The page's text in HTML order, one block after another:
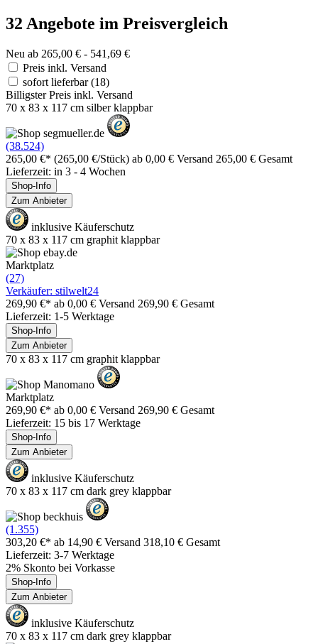
32 Angebote im Preisvergleich
Neu ab 265,00 € - 541,69 €
Preis inkl. Versand
sofort lieferbar(18)
Billigster Preis inkl. Versand
70 x 83 x 117 cm silber klappbar
(38.524)
265,00 €* (265,00 €/Stück) ab 0,00 € Versand 265,00 € Gesamt
Lieferzeit: in 3 - 4 Wochen
Shop-Info
Zum Anbieter
inklusive Käuferschutz
70 x 83 x 117 cm graphit klappbar
Marktplatz
(27)
Verkäufer: stilwelt24
269,90 €* ab 0,00 € Versand 269,90 € Gesamt
Lieferzeit: 1-5 Werktage
Shop-Info
Zum Anbieter
70 x 83 x 117 cm graphit klappbar
Marktplatz
269,90 €* ab 0,00 € Versand 269,90 € Gesamt
Lieferzeit: 15 bis 17 Werktage
Shop-Info
Zum Anbieter
inklusive Käuferschutz
70 x 83 x 117 cm dark grey klappbar
(1.355)
303,20 €* ab 14,90 € Versand 318,10 € Gesamt
Lieferzeit: 3-7 Werktage
2% Skonto bei Vorkasse
Shop-Info
Zum Anbieter
inklusive Käuferschutz
70 x 83 x 117 cm dark grey klappbar